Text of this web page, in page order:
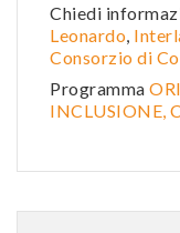
Chiedi
Leonardo,
Consorzio di
Programma
INCLUSIONE,